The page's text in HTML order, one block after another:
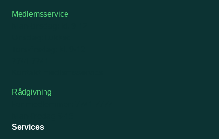
Medlemsservice
Rådgivning
Services